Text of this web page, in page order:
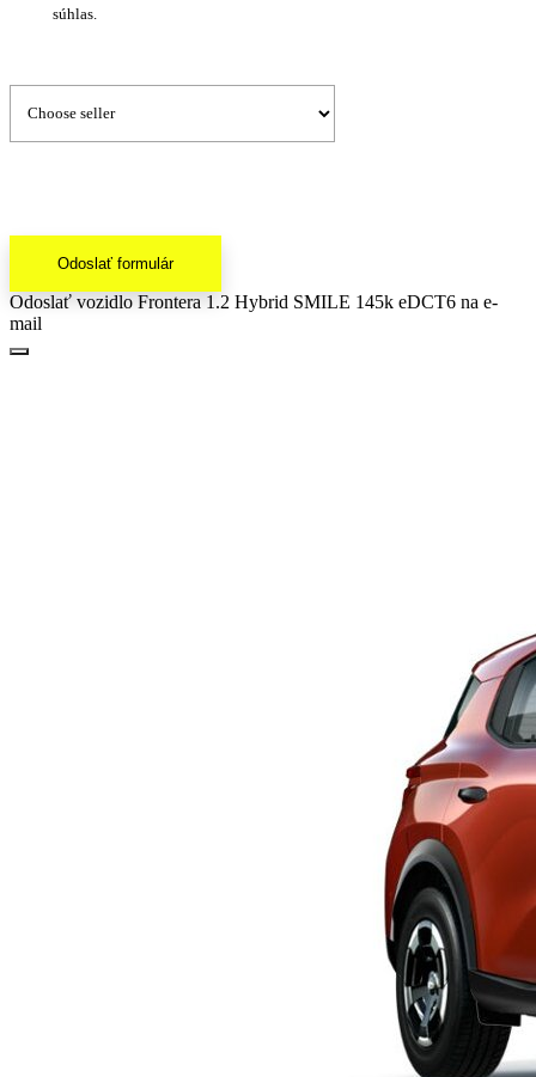
súhlas.
Odoslať formulár
Odoslať vozidlo Frontera 1.2 Hybrid SMILE 145k eDCT6 na e-
mail